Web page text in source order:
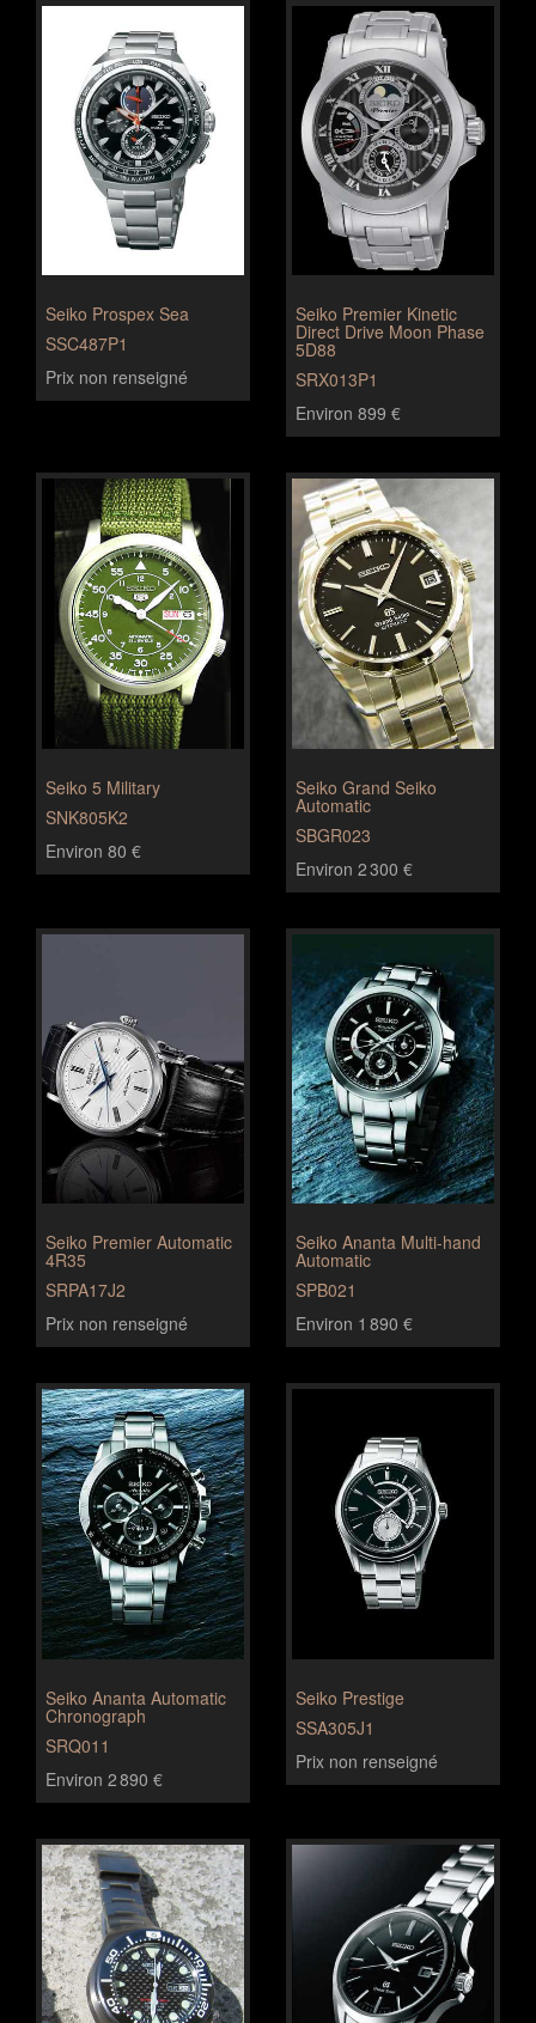
Seiko Prospex Sea
SSC487P1
Prix non renseigné
Seiko Premier Kinetic
Direct Drive Moon Phase
5D88
SRX013P1
Environ 899 €
Seiko 5 Military
SNK805K2
Environ 80 €
Seiko Grand Seiko
Automatic
SBGR023
Environ 2 300 €
Seiko Premier Automatic
4R35
SRPA17J2
Prix non renseigné
Seiko Ananta Multi-hand
Automatic
SPB021
Environ 1 890 €
Seiko Ananta Automatic
Chronograph
SRQ011
Environ 2 890 €
Seiko Prestige
SSA305J1
Prix non renseigné